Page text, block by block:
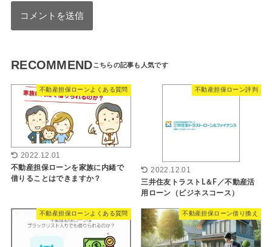
RECOMMEND
不動産担保ローンよくある質問
2022.12.01
不動産担保ローンを家族に内緒で
借りることはできますか？
不動産担保ローン評判
2022.12.01
三井住友トラストL＆F／不動産活
用ローン（ビジネスコース）
不動産担保ローンよくある質問 不動産担保ローン借り換え